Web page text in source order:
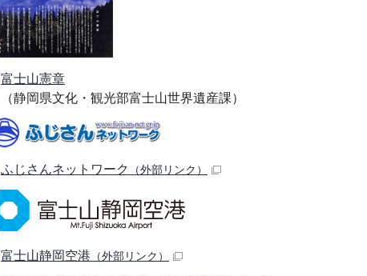
富士山憲章
（静岡県文化・観光部富士山世界遺産課）
ふじさんネットワーク （外部リンク）
富士山静岡空港 （外部リンク）